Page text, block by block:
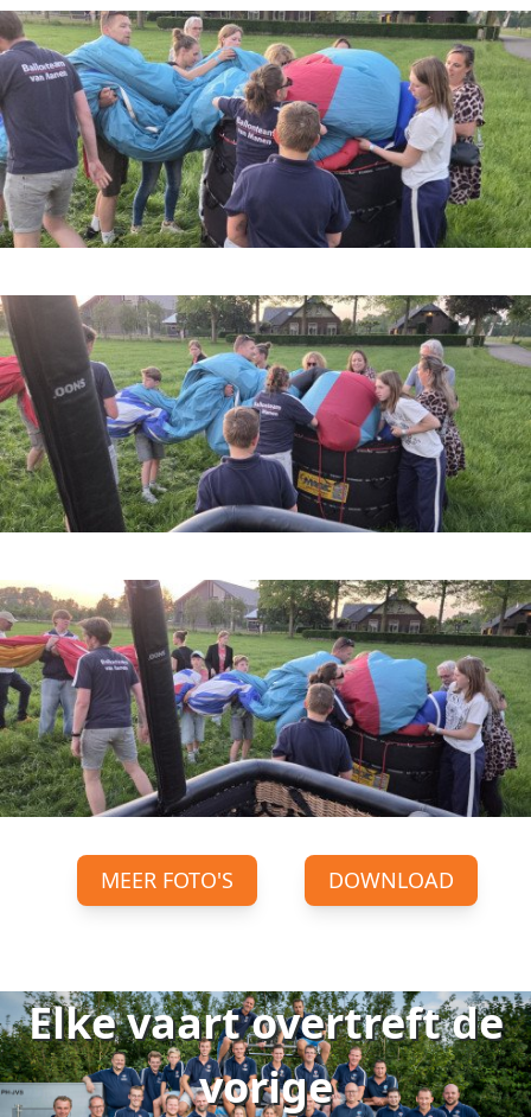
MEER FOTO'S DOWNLOAD
Elke vaart overtreft de
vorige